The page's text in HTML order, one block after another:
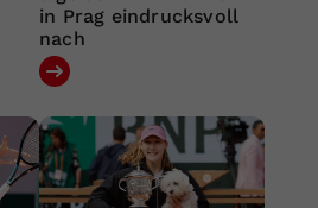
in Prag eindrucksvoll
nach